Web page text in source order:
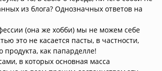
из блога? Однозначных ответов на
(она же хобби) мы не можем себе
это не касается пасты, в частности,
продукта, как папарделле!
в которых основная масса